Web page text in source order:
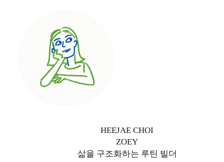
HEEJAE CHOI
ZOEY
삶을 구조화하는 루틴 빌더